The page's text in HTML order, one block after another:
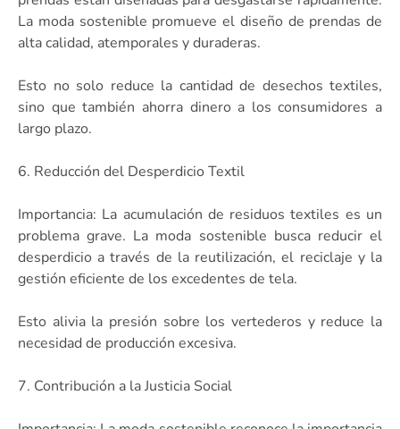
La moda sostenible promueve el diseño de prendas de
alta calidad, atemporales y duraderas.
Esto no solo reduce la cantidad de desechos textiles,
sino que también ahorra dinero a los consumidores a
largo plazo.
6. Reducción del Desperdicio Textil
Importancia: La acumulación de residuos textiles es un
problema grave. La moda sostenible busca reducir el
desperdicio a través de la reutilización, el reciclaje y la
gestión eficiente de los excedentes de tela.
Esto alivia la presión sobre los vertederos y reduce la
necesidad de producción excesiva.
7. Contribución a la Justicia Social